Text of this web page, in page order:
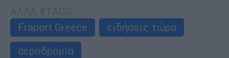
Fraport Greece
ειδήσεις τώρα
αεροδρόμια